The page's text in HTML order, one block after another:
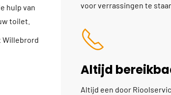
hulp van
toilet.
Willebrord
voor verrassingen te
Altijd
Altijd een door